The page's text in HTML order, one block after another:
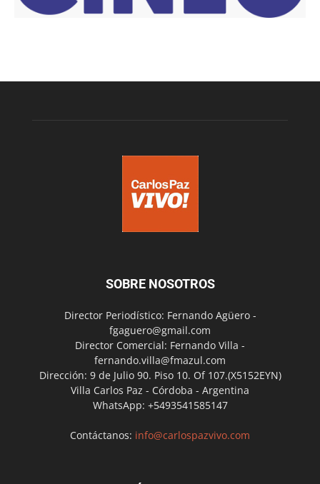
SOBRE NOSOTROS
Director Periodístico: Fernando Agüero -
fgaguero@gmail.com
Director Comercial: Fernando Villa -
fernando.villa@fmazul.com
Dirección: 9 de Julio 90. Piso 10. Of 107.(X5152EYN)
Villa Carlos Paz - Córdoba - Argentina
WhatsApp: +5493541585147
Contáctanos: info@carlospazvivo.com